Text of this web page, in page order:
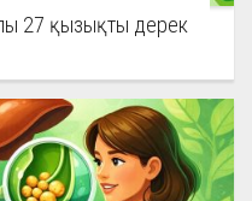
27 қызықты дерек